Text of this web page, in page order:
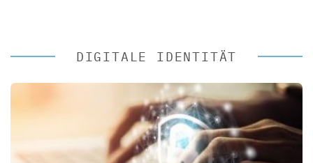
DIGITALE IDENTITÄT